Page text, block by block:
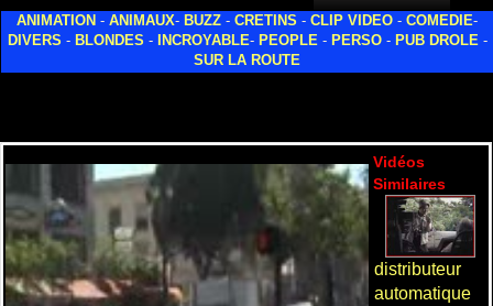
ANIMATION - ANIMAUX- BUZZ - CRETINS - CLIP VIDEO - COMEDIE-
DIVERS - BLONDES -INCROYABLE- PEOPLE- PERSO-PUB DROLE -
SUR LA ROUTE
Vidéos
Similaires
distributeur
automatique